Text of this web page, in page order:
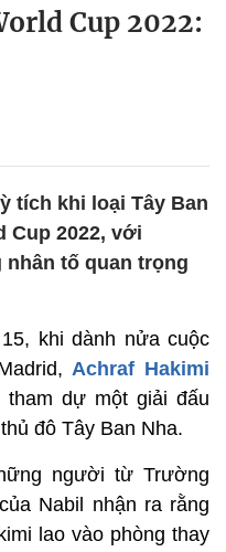
Cup 2022:
tích khi loại Tây Ban
Cup 2022, với
tố quan trọng
khi dành nửa cuộc
Achraf Hakimi
dự một giải đấu
đô Tây Ban Nha.
người từ Trường
Nabil nhận ra rằng
lao vào phòng thay